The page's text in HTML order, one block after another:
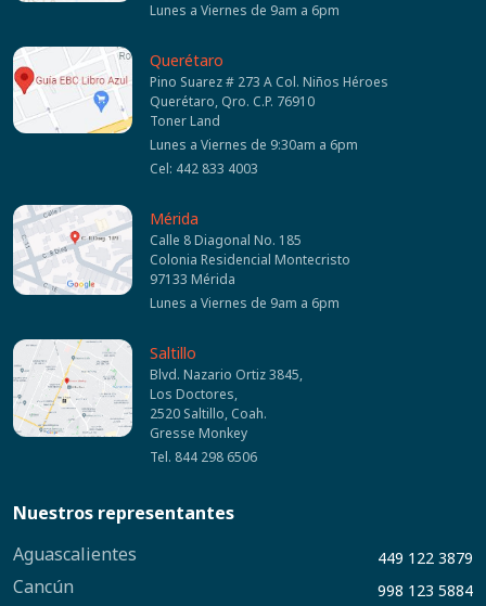
Lunes a Viernes de 9am a 6pm
Querétaro
Pino Suarez # 273 A Col. Niños Héroes
Querétaro, Qro. C.P. 76910
Toner Land
Lunes a Viernes de 9:30am a 6pm
Cel: 442 833 4003
Mérida
Calle 8 Diagonal No. 185
Colonia Residencial Montecristo
97133 Mérida
Lunes a Viernes de 9am a 6pm
Saltillo
Blvd. Nazario Ortiz 3845,
Los Doctores,
2520 Saltillo, Coah.
Gresse Monkey
Tel. 844 298 6506
Nuestros representantes
Aguascalientes
449 122 3879
Cancún 998 123 5884